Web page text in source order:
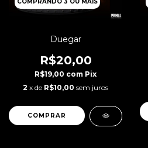
COMPRANDO 3 OU MAIS
Duegar
R$20,00
R$19,00 com Pix
2 x de R$10,00 sem juros